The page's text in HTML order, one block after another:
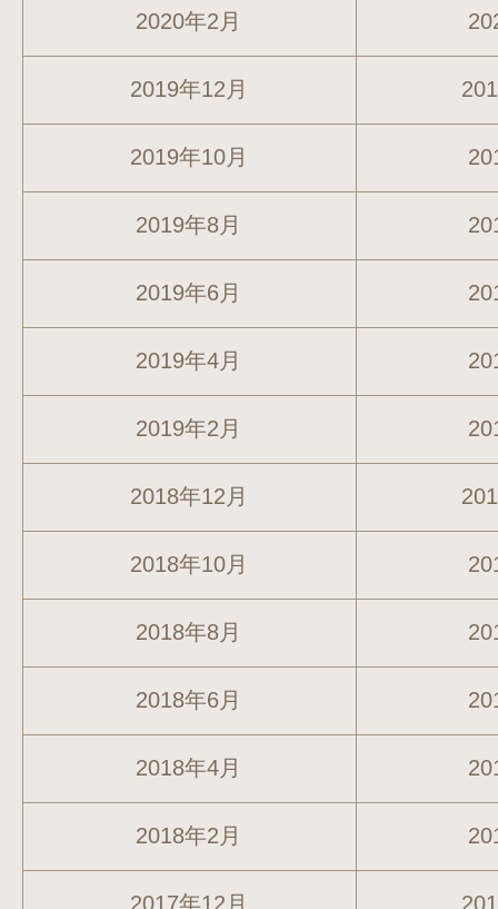
2020年2月
2019年12月
2019年10月
2019年8月
2019年6月
2019年4月
2019年2月
2018年12月
2018年10月
2018年8月
2018年6月
2018年4月
2018年2月
2017年12月